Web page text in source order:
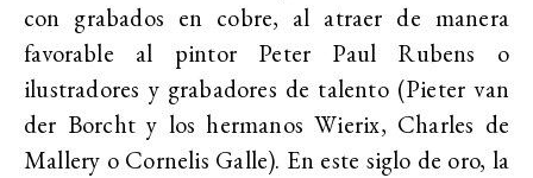
con grabados en cobre, al atraer de manera
favorable al pintor Peter Paul Rubens o
ilustradores y grabadores de talento (Pieter van
der Borcht y los hermanos Wierix, Charles de
Mallery o Cornelis Galle). En este siglo de oro, la